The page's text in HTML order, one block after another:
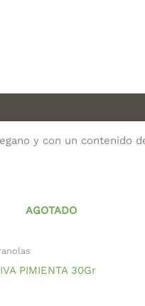
y con un contenido
AGOTADO
PIMIENTA 30Gr